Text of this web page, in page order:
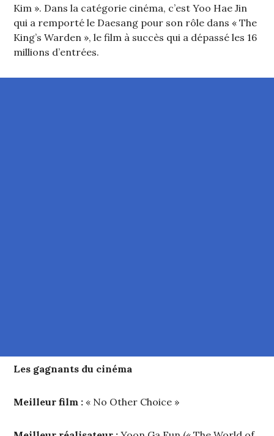
Kim ». Dans la catégorie cinéma, c’est Yoo Hae Jin
qui a remporté le Daesang pour son rôle dans « The
King’s Warden », le film à succès qui a dépassé les 16
millions d’entrées.
Les gagnants du cinéma
Meilleur film : « No Other Choice »